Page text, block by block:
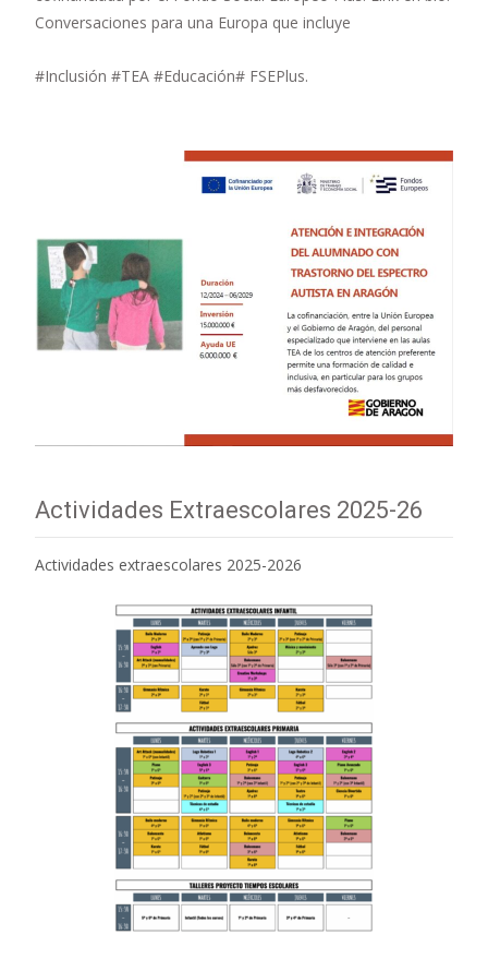
Conversaciones para una Europa que incluye
#Inclusión #TEA #Educación# FSEPlus.
Actividades Extraescolares 2025-26
Actividades extraescolares 2025-2026